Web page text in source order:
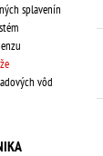
splavenín
vôd